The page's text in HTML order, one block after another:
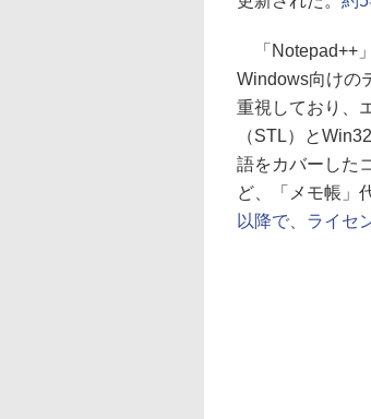
「Notepad++
Windows向けの
重視しており、
（STL）と
語をカバーした
ど、「メモ帳」
以降で、ライセ